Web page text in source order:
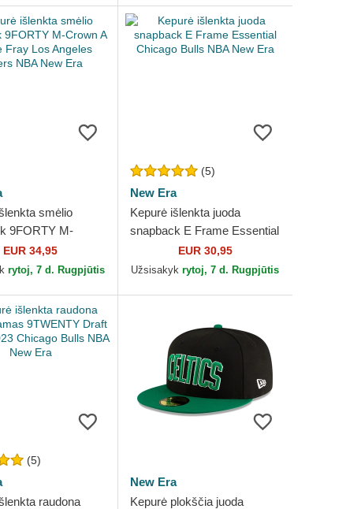
smėlio
9FORTY M-
Frame Fray Los
NBA New
EUR 34,95
rytoj, 7 d. Rugpjūtis
(5)
New Era
Kepurė išlenkta juoda
snapback E Frame Essential
Chicago Bulls NBA New Era
EUR 30,95
Užsisakykrytoj, 7 d. Rugpjūtis
(5)
raudona
New Era
Kepurė plokščia juoda